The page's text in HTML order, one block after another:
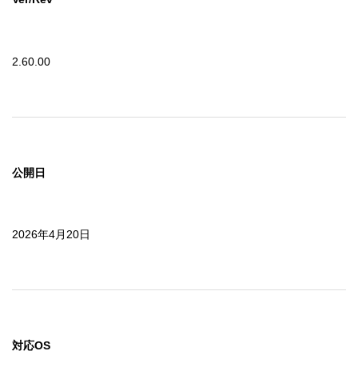
2.60.00
公開日
2026年4月20日
対応OS